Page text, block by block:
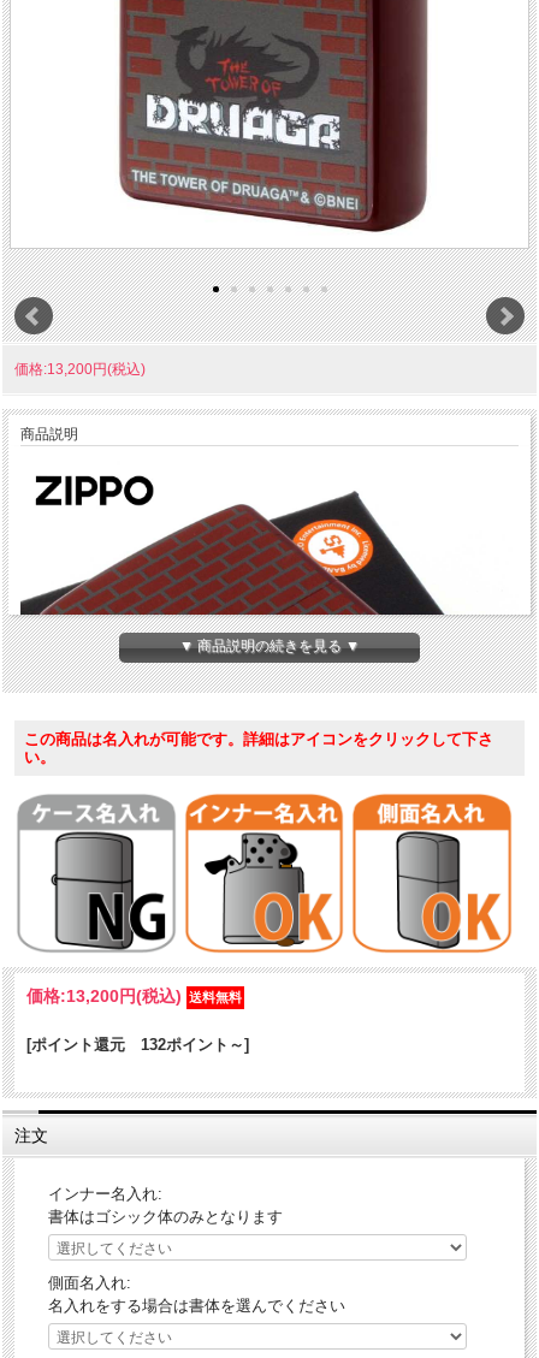
価格:13,200円(税込)
商品説明
ナムコの名作ゲーム達が、ZIPPOで登場しました！往年のゲーマーさ
んなら一度は目にしたことがあるゲーム。昔懐かしい気持ちに心が踊
加工表面処理：塗装｜
▼ 商品説明の続きを見る ▼
この商品は名入れが可能です。詳細はアイコンをクリックして下さ
い。
価格:13,200円(税込)
[ポイント還元 132ポイント～]
注文
インナー名入れ:
書体はゴシック体のみとなります
側面名入れ:
名入れをする場合は書体を選んでください